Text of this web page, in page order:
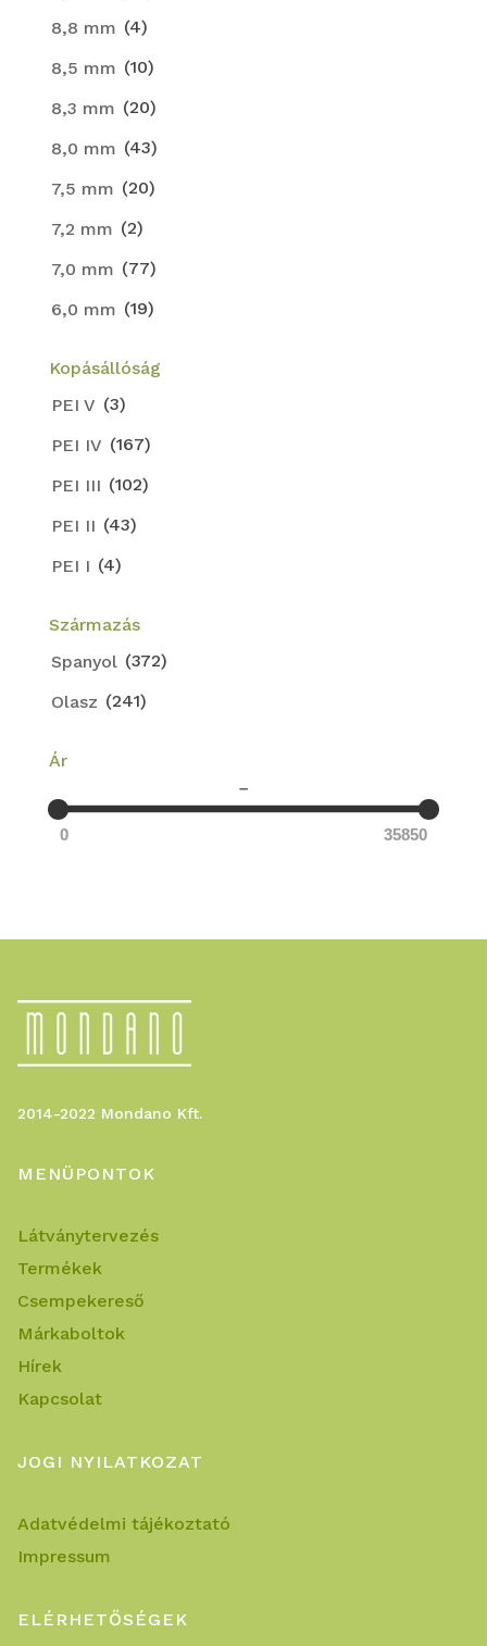
8,8 mm (4)
8,5 mm (10)
8,3 mm (20)
8,0 mm (43)
7,5 mm (20)
7,2 mm (2)
7,0 mm (77)
6,0 mm (19)
Kopásállóság
PEI V (3)
PEI IV (167)
PEI III (102)
PEI II (43)
PEI I (4)
Származás
Spanyol (372)
Olasz (241)
Ár
–
0 35850
2014-2022 Mondano Kft.
MENÜPONTOK
Látványtervezés
Termékek
Csempekereső
Márkaboltok
Hírek
Kapcsolat
JOGI NYILATKOZAT
Adatvédelmi tájékoztató
Impressum
ELÉRHETŐSÉGEK